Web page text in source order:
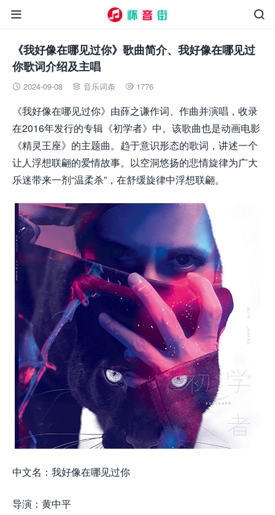


《我好像在哪见过你》歌曲简介、我好像在哪见过
你歌词介绍及主唱
 2024-09-08  音乐词条  1776
《我好像在哪见过你》由薛之谦作词、作曲并演唱，收录
在2016年发行的专辑《初学者》中。该歌曲也是动画电影
《精灵王座》的主题曲。趋于意识形态的歌词，讲述一个
让人浮想联翩的爱情故事。以空洞悠扬的悲情旋律为广大
乐迷带来一剂“温柔杀”，在舒缓旋律中浮想联翩。
中文名：我好像在哪见过你
导演：黄中平